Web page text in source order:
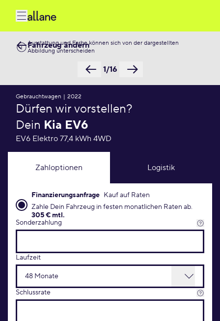
Ausstattung und Farbe können sich von der dargestellten
Abbildung unterscheiden
1/16
Fahrzeug ändern
Gebrauchtwagen | 2022
Dürfen wir vorstellen?
Dein Kia EV6
EV6 Elektro 77,4 kWh 4WD
Zahloptionen Logistik
Finanzierungsanfrage Konditionen
Finanzierungsanfrage Kauf auf Raten
Zahle Dein Fahrzeug in festen monatlichen Raten ab.
305 € mtl.
Sonderzahlung
Laufzeit
Schlussrate